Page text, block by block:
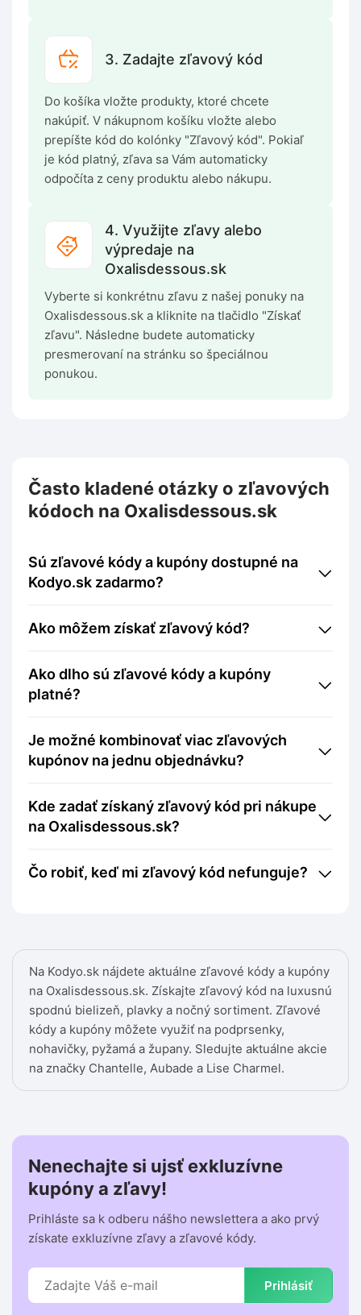
Na Kodyo.sk nájdete aktuálne zľavové kódy a kupóny
na Oxalisdessous.sk. Získajte zľavový kód na luxusnú
spodnú bielizeň, plavky a nočný sortiment. Zľavové
kódy a kupóny môžete využiť na podprsenky,
nohavičky, pyžamá a župany. Sledujte aktuálne akcie
na značky Chantelle, Aubade a Lise Charmel.
3. Zadajte zľavový kód
Do košíka vložte produkty, ktoré chcete
nakúpiť. V nákupnom košíku vložte alebo
prepíšte kód do kolónky "Zľavový kód". Pokiaľ
je kód platný, zľava sa Vám automaticky
odpočíta z ceny produktu alebo nákupu.
4. Využijte zľavy alebo
výpredaje na
Oxalisdessous.sk
Vyberte si konkrétnu zľavu z našej ponuky na
Oxalisdessous.sk a kliknite na tlačidlo "Získať
zľavu". Následne budete automaticky
presmerovaní na stránku so špeciálnou
ponukou.
Často kladené otázky o zľavových
kódoch na Oxalisdessous.sk
Sú zľavové kódy a kupóny dostupné na
Kodyo.sk zadarmo?
Ako môžem získať zľavový kód?
Ako dlho sú zľavové kódy a kupóny
platné?
Je možné kombinovať viac zľavových
kupónov na jednu objednávku?
Kde zadať získaný zľavový kód pri nákupe
na Oxalisdessous.sk?
Čo robiť, keď mi zľavový kód nefunguje?
Nenechajte si ujsť exkluzívne
kupóny a zľavy!
Prihláste sa k odberu nášho newslettera a ako prvý
získate exkluzívne zľavy a zľavové kódy.
Prihlásiť